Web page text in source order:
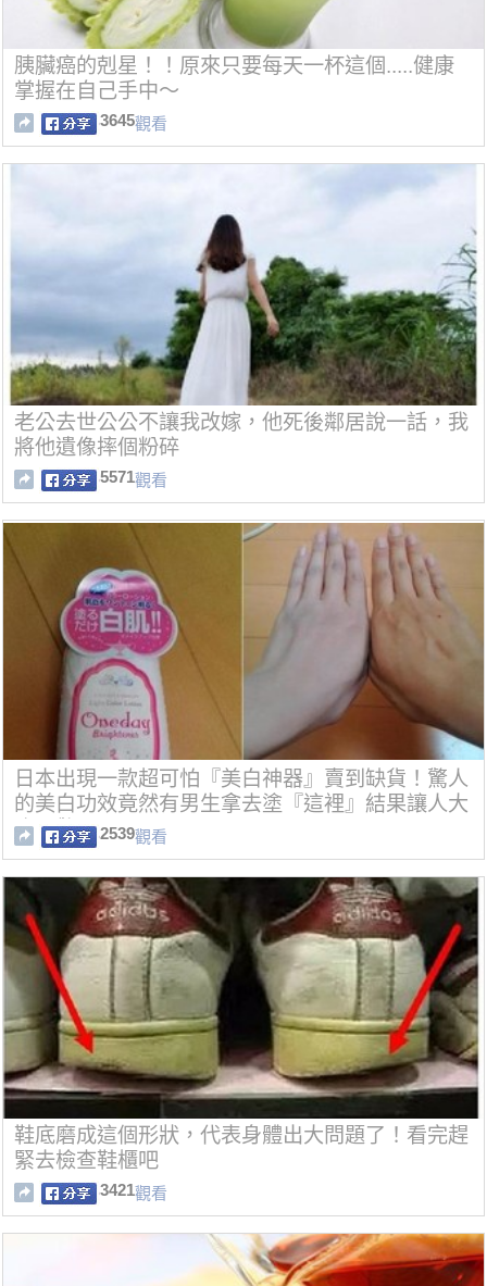
胰臟癌的剋星！！原來只要每天一杯這個.....健康
掌握在自己手中～
3645觀看
老公去世公公不讓我改嫁，他死後鄰居說一話，我
將他遺像摔個粉碎
5571觀看
日本出現一款超可怕『美白神器』賣到缺貨！驚人
的美白功效竟然有男生拿去塗『這裡』結果讓人大
吃ㄧ驚！2539觀看
鞋底磨成這個形狀，代表身體出大問題了！看完趕
緊去檢查鞋櫃吧
3421觀看